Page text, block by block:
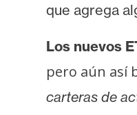
i
d
d
que agrega
Los nuevos
pero aún así
carteras de